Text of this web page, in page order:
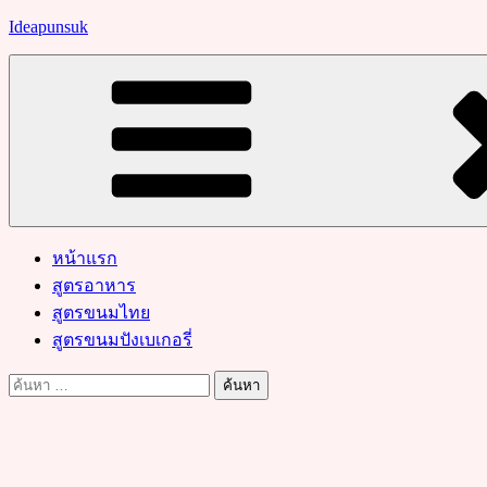
Skip
Ideapunsuk
หน้าแรก
สูตรอาหาร
สูตรขนมไทย
สูตรขนมปังเบเกอรี่
ค้นหา